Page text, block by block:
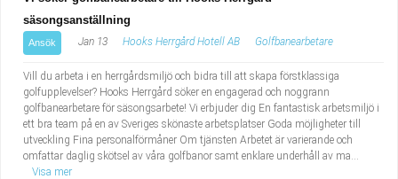
säsongsanställning
Ansök Jan 13 Hooks Herrgård Hotell AB Golfbanearbetare
Vill du arbeta i en herrgårdsmiljö och bidra till att skapa förstklassiga
golfupplevelser? Hooks Herrgård söker en engagerad och noggrann
golfbanearbetare för säsongsarbete! Vi erbjuder dig En fantastisk arbetsmiljö i
ett bra team på en av Sveriges skönaste arbetsplatser Goda möjligheter till
utveckling Fina personalförmåner Om tjänsten Arbetet är varierande och
omfattar daglig skötsel av våra golfbanor samt enklare underhåll av ma...
Visa mer